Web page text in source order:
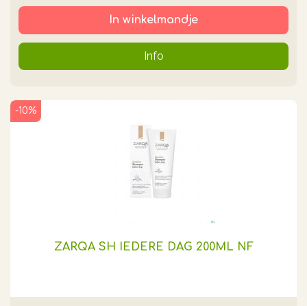
In winkelmandje
Info
ZARQA SH IEDERE DAG 200ML NF
-10%